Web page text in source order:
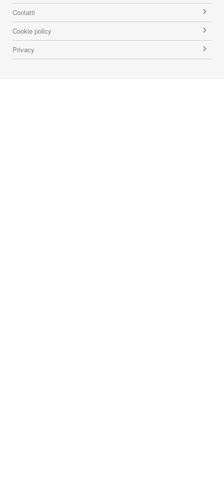
Contatti
Cookie policy
Privacy